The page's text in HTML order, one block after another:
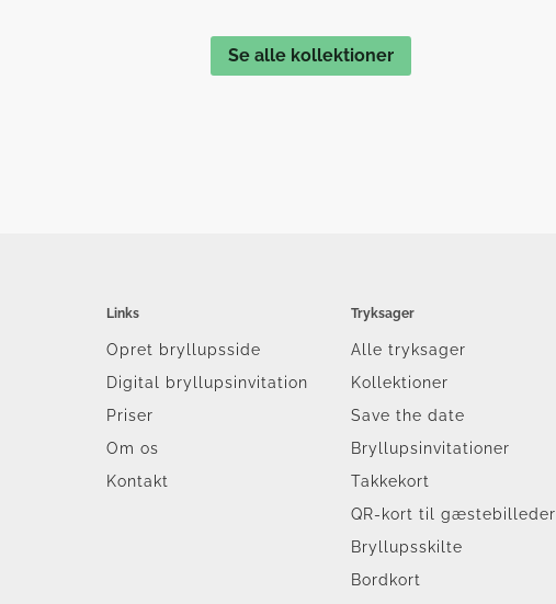
Se alle kollektioner
Links
Opret bryllupsside
Digital bryllupsinvitation
Priser
Om os
Kontakt
Tryksager
Alle tryksager
Kollektioner
Save the date
Bryllupsinvitationer
Takkekort
QR-kort til gæstebilleder
Bryllupsskilte
Bordkort